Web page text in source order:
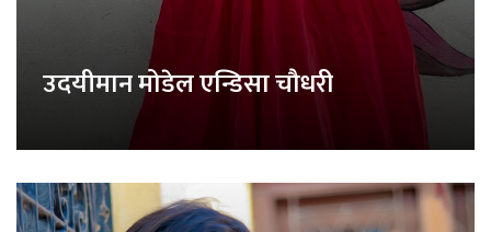
उदयीमान मोडेल एन्डिसा चौधरी